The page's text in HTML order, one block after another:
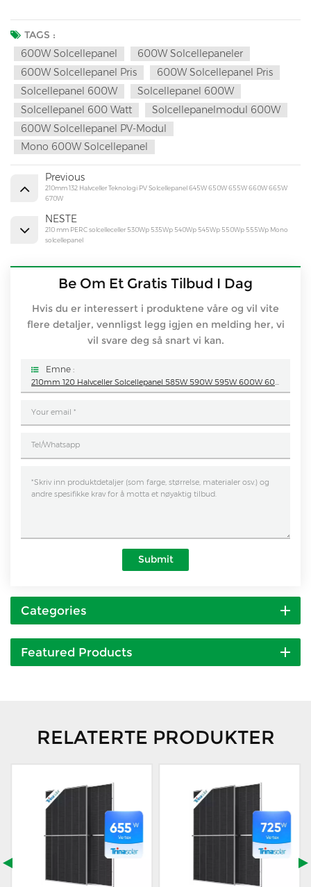
TAGS :
600W Solcellepanel
600W Solcellepaneler
600W Solcellepanel Pris
600W Solcellepanel Pris
Solcellepanel 600W
Solcellepanel 600W
Solcellepanel 600 Watt
Solcellepanelmodul 600W
600W Solcellepanel PV-Modul
Mono 600W Solcellepanel
Previous
210mm 132 Halvceller Teknologi PV Solcellepanel 645W 650W 655W 660W 665W
670W
NESTE
210 mm PERC solcelleceller 530Wp 535Wp 540Wp 545Wp 550Wp 555Wp Mono
solcellepanel
Be Om Et Gratis Tilbud I Dag
Hvis du er interessert i produktene våre og vil vite
flere detaljer, vennligst legg igjen en melding her, vi
vil svare deg så snart vi kan.
Emne :
Submit
Categories
Featured Products
RELATERTE PRODUKTER